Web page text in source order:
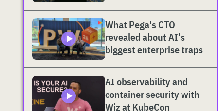
What Pega's CTO
revealed about AI's
biggest enterprise traps
AI observability and
container security with
Wiz at KubeCon